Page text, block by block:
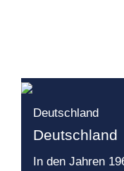
Deutschland
Deutschland
In den Jahren